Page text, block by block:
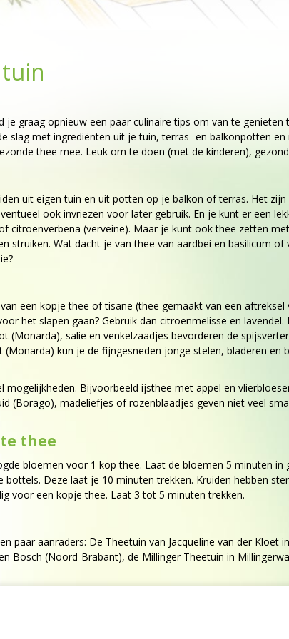
graag opnieuw een paar culinaire tips om van te genieten
slag met ingrediënten uit je tuin, terras- en balkonpotten en
thee mee. Leuk om te doen (met de kinderen),
uit eigen tuin en uit potten op je balkon of terras. Het zijn
ook invriezen voor later gebruik. En je kunt er een
citroenverbena (verveine). Maar je kunt ook thee zetten
struiken. Wat dacht je van thee van aardbei en basilicum of
een kopje thee of tisane (thee gemaakt van een
het slapen gaan? Gebruik dan citroenmelisse en
(Monarda), salie en venkelzaadjes bevorderen de
kun je de fijngesneden jonge stelen, bladeren
Bijvoorbeeld ijsthee met appel en
(Borago), madeliefjes of rozenblaadjes geven niet veel
thee
bloemen voor 1 kop thee. Laat de bloemen 5 minuten
Deze laat je 10 minuten trekken. Kruiden hebben
voor een kopje thee. Laat 3 tot 5 minuten trekken.
paar aanraders: De Theetuin van Jacqueline van der Kloet
Bosch (Noord-Brabant), de Millinger Theetuin in